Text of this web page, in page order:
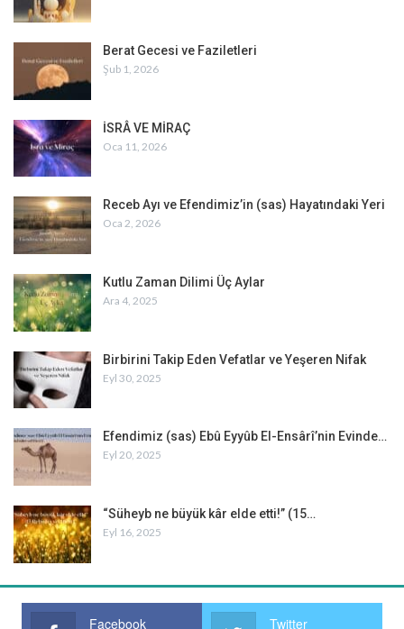
Berat Gecesi ve Faziletleri
Şub 1, 2026
İSRÂ VE MİRAÇ
Oca 11, 2026
Receb Ayı ve Efendimiz’in (sas) Hayatındaki Yeri
Oca 2, 2026
Kutlu Zaman Dilimi Üç Aylar
Ara 4, 2025
Birbirini Takip Eden Vefatlar ve Yeşeren Nifak
Eyl 30, 2025
Efendimiz (sas) Ebû Eyyûb El-Ensârî’nin Evinde…
Eyl 20, 2025
“Süheyb ne büyük kâr elde etti!” (15…
Eyl 16, 2025
Facebook Twitter